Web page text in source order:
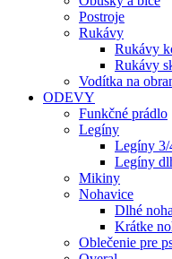
Postroje
Rukávy
Rukávy
Rukávy
Vodítka na
ODEVY
Funkčné prádlo
Legíny
Legíny 3/
Legíny
Mikiny
Nohavice
Dlhé
Krátke
Oblečenie pre